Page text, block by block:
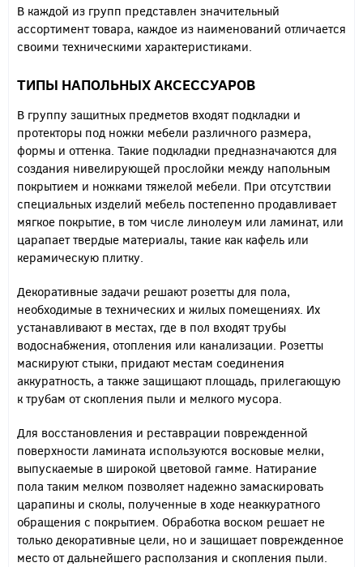
В каждой из групп представлен значительный
ассортимент товара, каждое из наименований отличается
своими техническими характеристиками.
ТИПЫ НАПОЛЬНЫХ АКСЕССУАРОВ
В группу защитных предметов входят подкладки и
протекторы под ножки мебели различного размера,
формы и оттенка. Такие подкладки предназначаются для
создания нивелирующей прослойки между напольным
покрытием и ножками тяжелой мебели. При отсутствии
специальных изделий мебель постепенно продавливает
мягкое покрытие, в том числе линолеум или ламинат, или
царапает твердые материалы, такие как кафель или
керамическую плитку.
Декоративные задачи решают розетты для пола,
необходимые в технических и жилых помещениях. Их
устанавливают в местах, где в пол входят трубы
водоснабжения, отопления или канализации. Розетты
маскируют стыки, придают местам соединения
аккуратность, а также защищают площадь, прилегающую
к трубам от скопления пыли и мелкого мусора.
Для восстановления и реставрации поврежденной
поверхности ламината используются восковые мелки,
выпускаемые в широкой цветовой гамме. Натирание
пола таким мелком позволяет надежно замаскировать
царапины и сколы, полученные в ходе неаккуратного
обращения с покрытием. Обработка воском решает не
только декоративные цели, но и защищает поврежденное
место от дальнейшего расползания и скопления пыли.